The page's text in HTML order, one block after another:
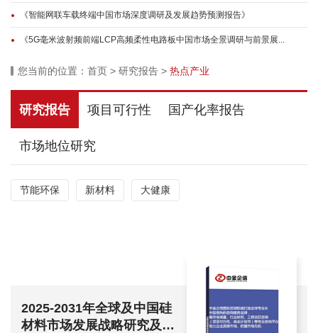
《智能网联车载终端中国市场深度调研及发展趋势预测报告》
《5G毫米波射频前端LCP高频柔性电路板中国市场全景调研与前景展...
您当前的位置： 首页 > 研究报告 > 热点产业
研究报告 项目可行性 国产化率报告
市场地位研究
节能环保 新材料 大健康
2025-2031年全球及中国硅
材料市场发展战略研究及投